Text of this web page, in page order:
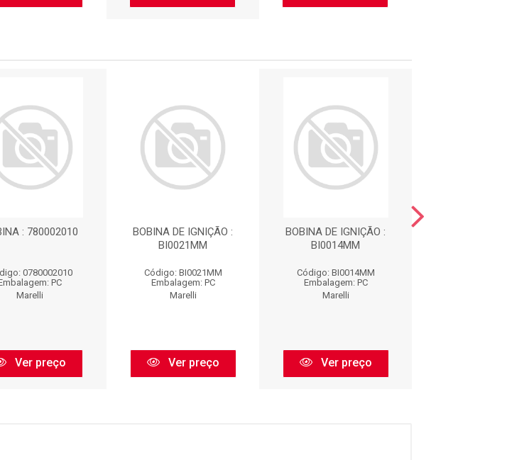
: 780002010
0780002010
PC
Marelli
Ver preço
BOBINA DE IGNIÇÃO :
BI0021MM
Código: BI0021MM
Embalagem: PC
Marelli
Ver preço
BOBINA DE IGNIÇÃO :
BI0014MM
Código: BI0014MM
Embalagem: PC
Marelli
Ver preço